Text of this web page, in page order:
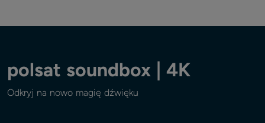
polsat soundbox | 4K
Odkryj na nowo magię dźwięku